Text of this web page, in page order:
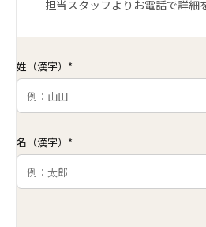
担当スタッフよりお電話で詳細
姓（漢字）*
名（漢字）*